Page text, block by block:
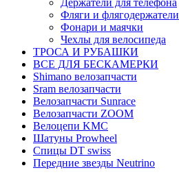
Держатели для телефона
Фляги и флягодержатели
Фонари и маячки
Чехлы для велосипеда
ТРОСА И РУБАШКИ
ВСЕ ДЛЯ БЕСКАМЕРКИ
Shimano велозапчасти
Sram велозапчасти
Велозапчасти Sunrace
Велозапчасти ZOOM
Велоцепи KMC
Шатуны Prowheel
Спицы DT swiss
Передние звезды Neutrino